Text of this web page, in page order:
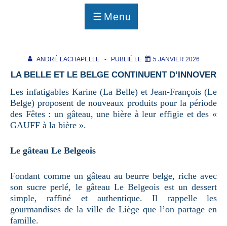
Menu
MENU
ANDRÉ LACHAPELLE PUBLIÉ LE 5 JANVIER 2026
LA BELLE ET LE BELGE CONTINUENT D’INNOVER
Les infatigables Karine (La Belle) et Jean-François (Le
Belge) proposent de nouveaux produits pour la période
des Fêtes : un gâteau, une bière à leur effigie et des «
GAUFF à la bière ».
Le gâteau Le Belgeois
Fondant comme un gâteau au beurre belge, riche avec
son sucre perlé, le gâteau Le Belgeois est un dessert
simple, raffiné et authentique. Il rappelle les
gourmandises de la ville de Liège que l’on partage en
famille.